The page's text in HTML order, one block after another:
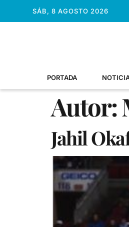
SÁB, 8 AGOSTO 2026
PORTADA
Autor:
Jahil